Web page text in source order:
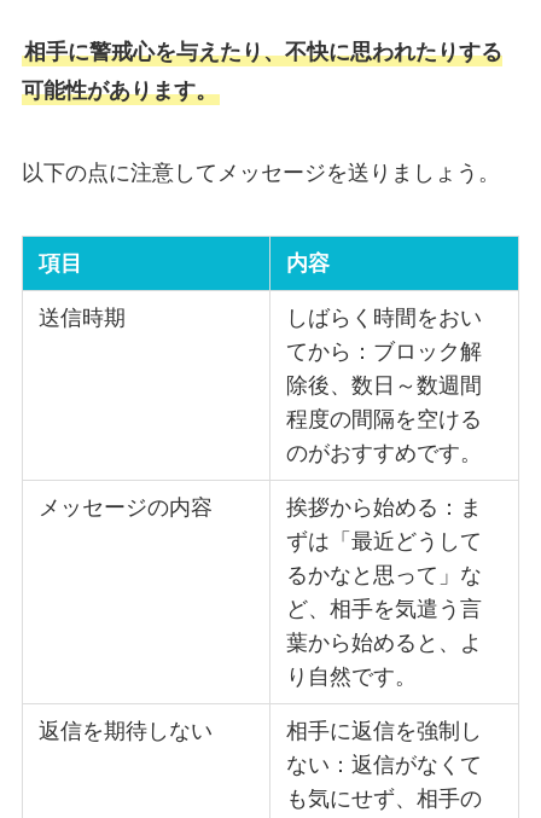
相手に警戒心を与えたり、不快に思われたりする
可能性があります。
以下の点に注意してメッセージを送りましょう。
項目 内容
送信時期
しばらく時間をおい
てから：ブロック解
除後、数日～数週間
程度の間隔を空ける
のがおすすめです。
メッセージの内容
挨拶から始める：ま
ずは「最近どうして
るかなと思って」な
ど、相手を気遣う言
葉から始めると、よ
り自然です。
返信を期待しない
相手に返信を強制し
ない：返信がなくて
も気にせず、相手の